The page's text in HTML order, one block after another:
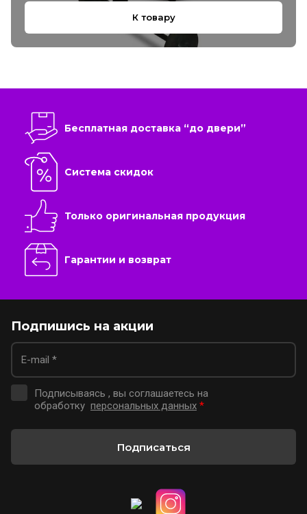
К товару
Бесплатная доставка “до двери”
Система скидок
Только оригинальная продукция
Гарантии и возврат
Подпишись на акции
Подписываясь , вы соглашаетесь на
обработку персональных данных *
Подписаться